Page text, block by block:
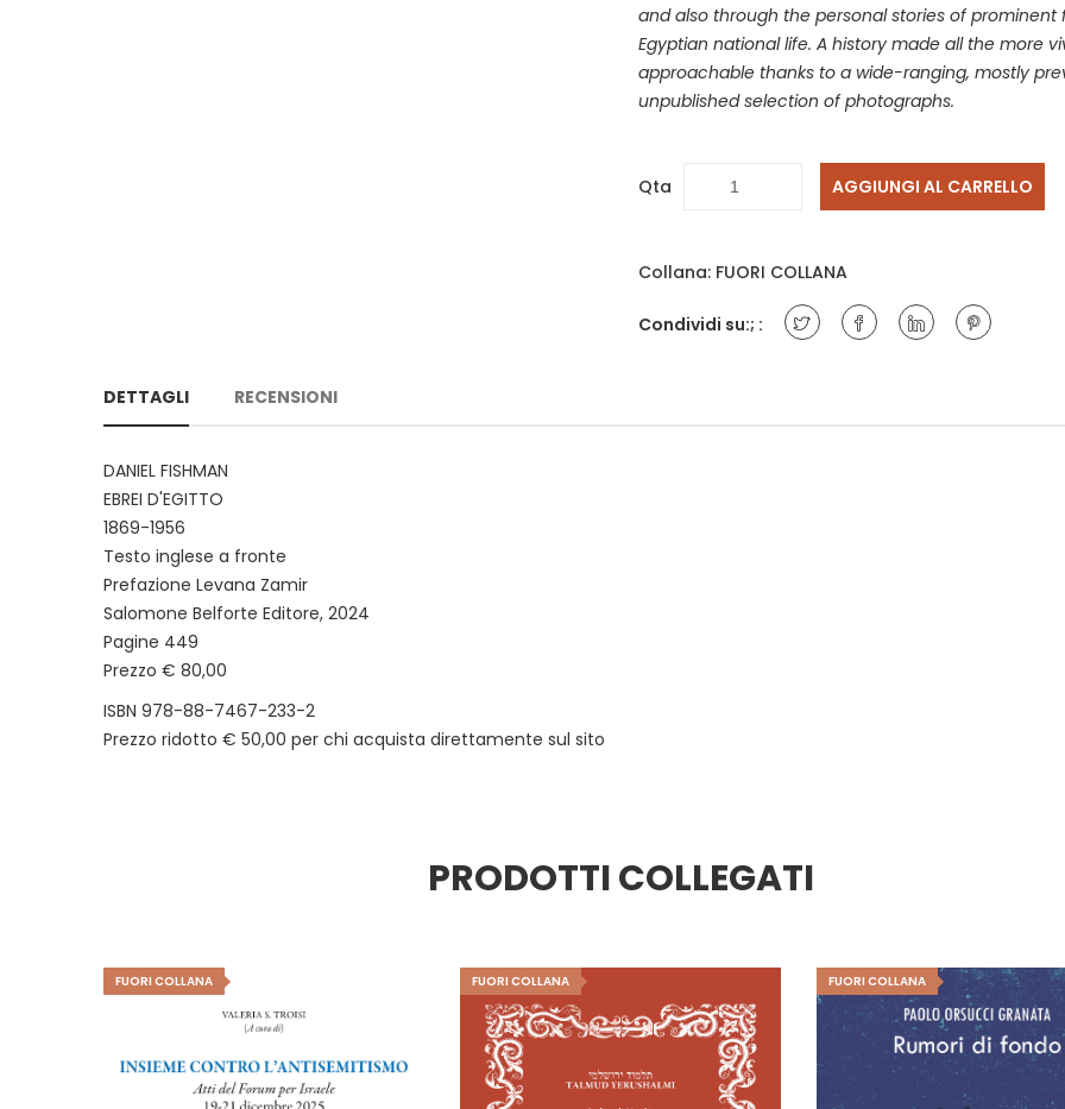
and also through the personal stories of prominent
Egyptian national life. A history made all the more
approachable thanks to a wide-ranging, mostly
unpublished selection of photographs.
Qta AGGIUNGI AL CARRELLO
Collana: FUORI COLLANA
Condividi su:; :
DETTAGLI RECENSIONI
DANIEL FISHMAN
EBREI D'EGITTO
1869-1956
Testo inglese a fronte
Prefazione Levana Zamir
Salomone Belforte Editore, 2024
Pagine 449
Prezzo € 80,00
ISBN 978-88-7467-233-2
Prezzo ridotto € 50,00 per chi acquista direttamente sul sito
PRODOTTI COLLEGATI
FUORI COLLANA FUORI COLLANA FUORI COLLANA